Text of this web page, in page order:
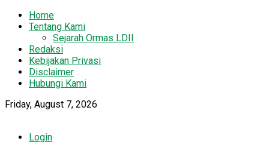
Home
Tentang Kami
Sejarah Ormas LDII
Redaksi
Kebijakan Privasi
Disclaimer
Hubungi Kami
Friday, August 7, 2026
Login